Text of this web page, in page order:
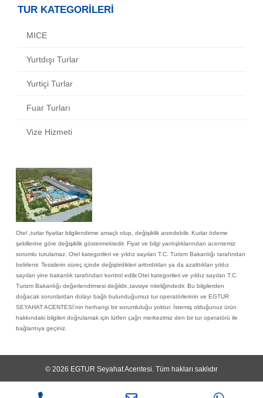
TUR KATEGORİLERİ
MICE
Yurtdışı Turlar
Yurtiçi Turlar
Fuar Turları
Vize Hizmeti
Otel ,turlar fiyatlar bilgilendirme amaçlı olup, değişiklik arzedebilir. Kurlar ödeme
şekillerine göre değişiklik göstermektedir. Fiyat ve bilgi yanlışlıklarından acentemiz
sorumlu tutulamaz. Otel kategorileri ve yıldız sayıları T.C. Turizm Bakanlığı tarafından
belirlenir. Tesislerin süreç içinde değiştirdikleri arttırdıkları ya da azalttıkları yıldız
sayıları yine bakanlık tarafından kontrol edilir.Otel kategorileri ve yıldız sayıları T.C.
Turizm Bakanlığı değerlendirmesi değildir.,tavsiye niteliğindedir. Bu bilgilerden
doğacak sorunlardan dolayı bağlı bulunduğumuz tur operatörlerinin ve EGTUR
SEYAHAT ACENTESİ’nin herhangi bir sorumluluğu yoktur. İstemiş olduğunuz ürün
hakkındaki bilgileri doğrulamak için lütfen çağrı merkezimiz den bir tur operatörü ile
bağlantıya geçiniz.
© 2026 EGTUR Seyahat Acentesi. Tüm hakları saklıdır